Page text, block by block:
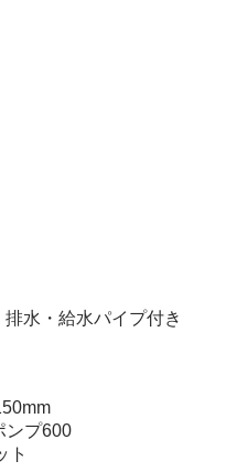
水・給水パイプ付き
ンプ600